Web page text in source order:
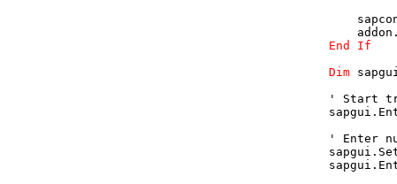
End
If
Dim
' Start
' Enter